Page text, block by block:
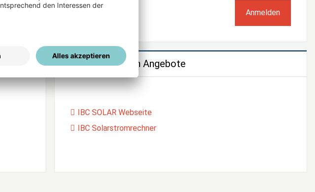
Passwort vergessen?
Unsere weiteren Angebote
IBC SOLAR Webseite
IBC Solarstromrechner